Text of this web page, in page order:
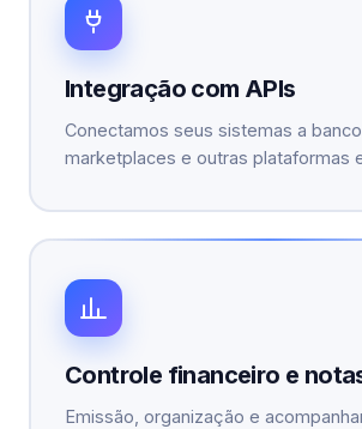
Integração com APIs
Conectamos seus sistemas a
marketplaces e outras plataformas
Controle financeiro e
Emissão, organização e